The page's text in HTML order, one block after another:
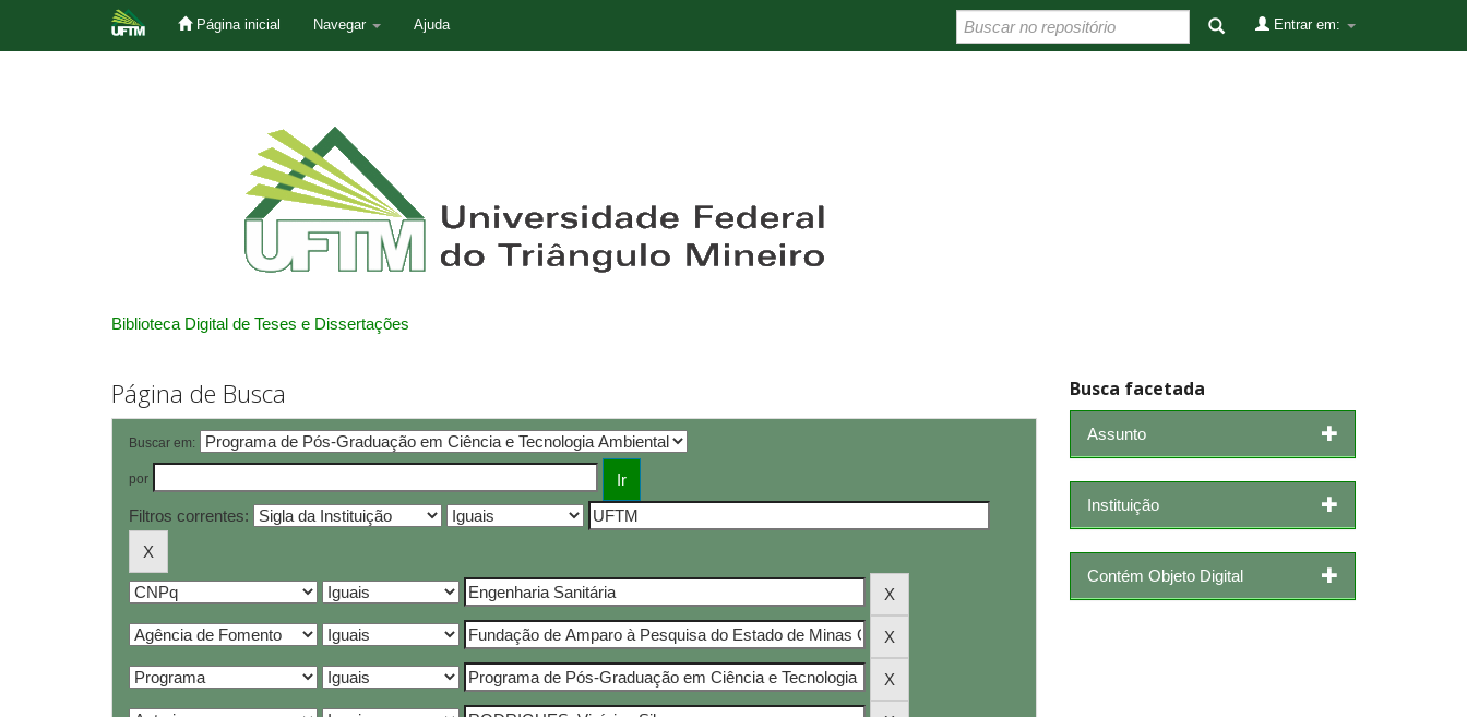
Página inicial Navegar Ajuda Entrar em:
Biblioteca Digital de Teses e Dissertações
Página de Busca
Buscar em:
por
Filtros correntes:
Busca facetada
Assunto
Instituição
Contém Objeto Digital